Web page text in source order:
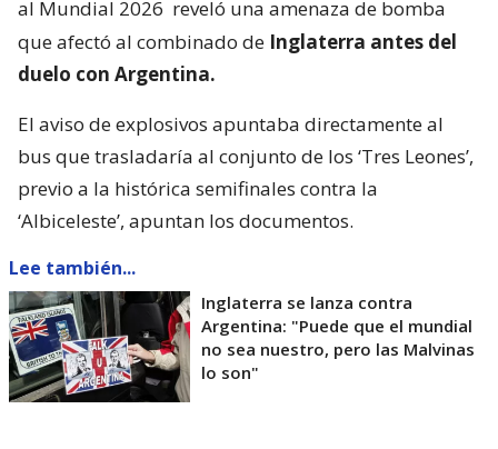
al Mundial 2026 reveló una amenaza de bomba
que afectó al combinado de Inglaterra antes del
duelo con Argentina.
El aviso de explosivos apuntaba directamente al
bus que trasladaría al conjunto de los ‘Tres Leones’,
previo a la histórica semifinales contra la
‘Albiceleste’, apuntan los documentos.
Lee también...
Inglaterra se lanza contra
Argentina: "Puede que el mundial
no sea nuestro, pero las Malvinas
lo son"